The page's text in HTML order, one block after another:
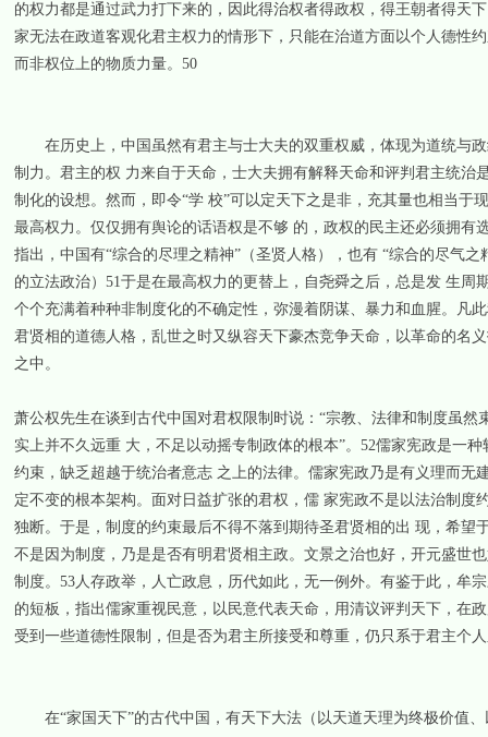
的权力都是通过武力打下来的，因此得治权者得政权，得王朝者得天
家无法在政道客观化君主权力的情形下，只能在治道方面以个人德性
而非权位上的物质力量。50
在历史上，中国虽然有君主与士大夫的双重权威，体现为道统与政
制力。君主的权 力来自于天命，士大夫拥有解释天命和评判君主统治
制化的设想。然而，即令“学 校”可以定天下之是非，充其量也相当
最高权力。仅仅拥有舆论的话语权是不够 的，政权的民主还必须拥
指出，中国有“综合的尽理之精神”（圣贤人格），也有 “综合的尽气
的立法政治）51于是在最高权力的更替上，自尧舜之后，总是发 生
个个充满着种种非制度化的不确定性，弥漫着阴谋、暴力和血腥。凡
君贤相的道德人格，乱世之时又纵容天下豪杰竞争天命，以革命的名
之中。
萧公权先生在谈到古代中国对君权限制时说：“宗教、法律和制度虽
实上并不久远重 大，不足以动摇专制政体的根本”。52儒家宪政是一
约束，缺乏超越于统治者意志 之上的法律。儒家宪政乃是有义理而
定不变的根本架构。面对日益扩张的君权，儒 家宪政不是以法治制
独断。于是，制度的约束最后不得不落到期待圣君贤相的出 现，希
不是因为制度，乃是是否有明君贤相主政。文景之治也好，开元盛世
制度。53人存政举，人亡政息，历代如此，无一例外。有鉴于此，牟
的短板，指出儒家重视民意，以民意代表天命，用清议评判天下，在
受到一些道德性限制，但是否为君主所接受和尊重，仍只系于君主个
在“家国天下”的古代中国，有天下大法（以天道天理为终极价值、